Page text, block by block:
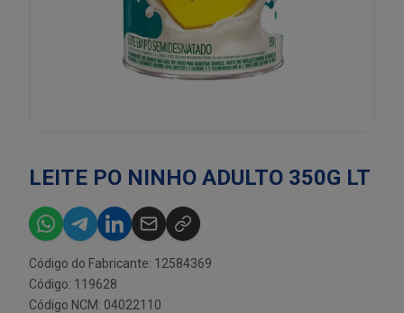
LEITE PO NINHO ADULTO 350G LT
Código do Fabricante: 12584369
Código: 119628
Código NCM: 04022110